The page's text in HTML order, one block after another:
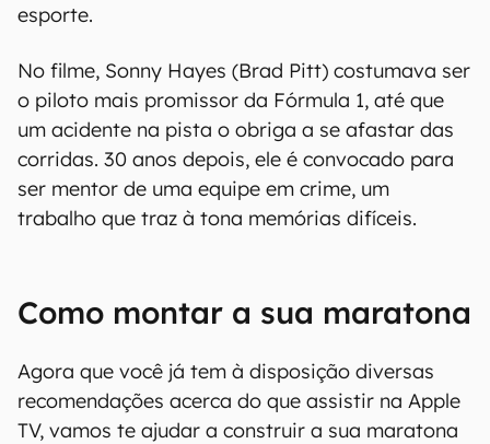
esporte.
No filme, Sonny Hayes (Brad Pitt) costumava ser
o piloto mais promissor da Fórmula 1, até que
um acidente na pista o obriga a se afastar das
corridas. 30 anos depois, ele é convocado para
ser mentor de uma equipe em crime, um
trabalho que traz à tona memórias difíceis.
Como montar a sua maratona
Agora que você já tem à disposição diversas
recomendações acerca do que assistir na Apple
TV, vamos te ajudar a construir a sua maratona